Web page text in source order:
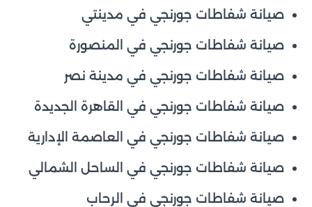
صيانة شفاطات جورنجي في مدينتي
صيانة شفاطات جورنجي في المنصورة
صيانة شفاطات جورنجي في مدينة نصر
صيانة شفاطات جورنجي في القاهرة الجديدة
صيانة شفاطات جورنجي في العاصمة الإدارية
صيانة شفاطات جورنجي في الساحل الشمالي
صيانة شفاطات جورنجي في الرحاب